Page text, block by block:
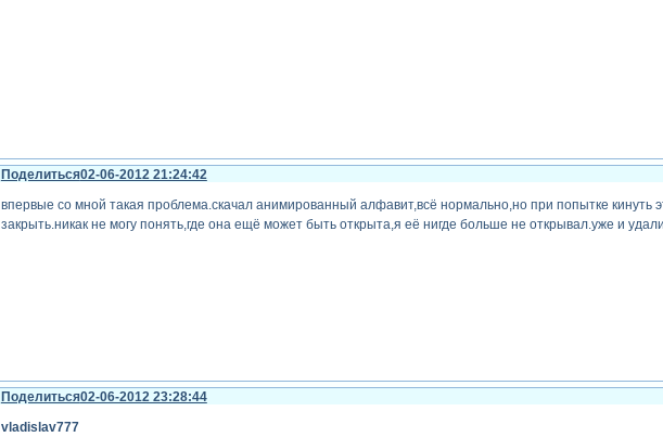
Поделиться02-06-2012 21:24:42
впервые со мной такая проблема.скачал анимированный алфавит,всё нормально,но при попытке кинуть
закрыть.никак не могу понять,где она ещё может быть открыта,я её нигде больше не открывал.уже и
Поделиться02-06-2012 23:28:44
vladislav777